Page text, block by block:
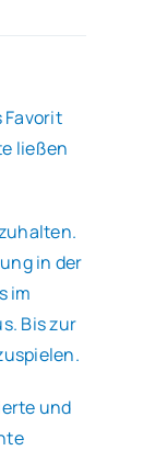
Favorit
ließen
in der
im
Bis zur
und